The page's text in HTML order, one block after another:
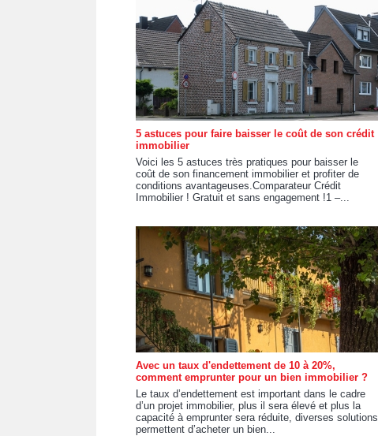
5 astuces pour faire baisser le coût de son crédit
immobilier
Voici les 5 astuces très pratiques pour baisser le
coût de son financement immobilier et profiter de
conditions avantageuses.Comparateur Crédit
Immobilier ! Gratuit et sans engagement !1 –...
Avec un taux d'endettement de 10 à 20%,
comment emprunter pour un bien immobilier ?
Le taux d’endettement est important dans le cadre
d’un projet immobilier, plus il sera élevé et plus la
capacité à emprunter sera réduite, diverses solutions
permettent d’acheter un bien...